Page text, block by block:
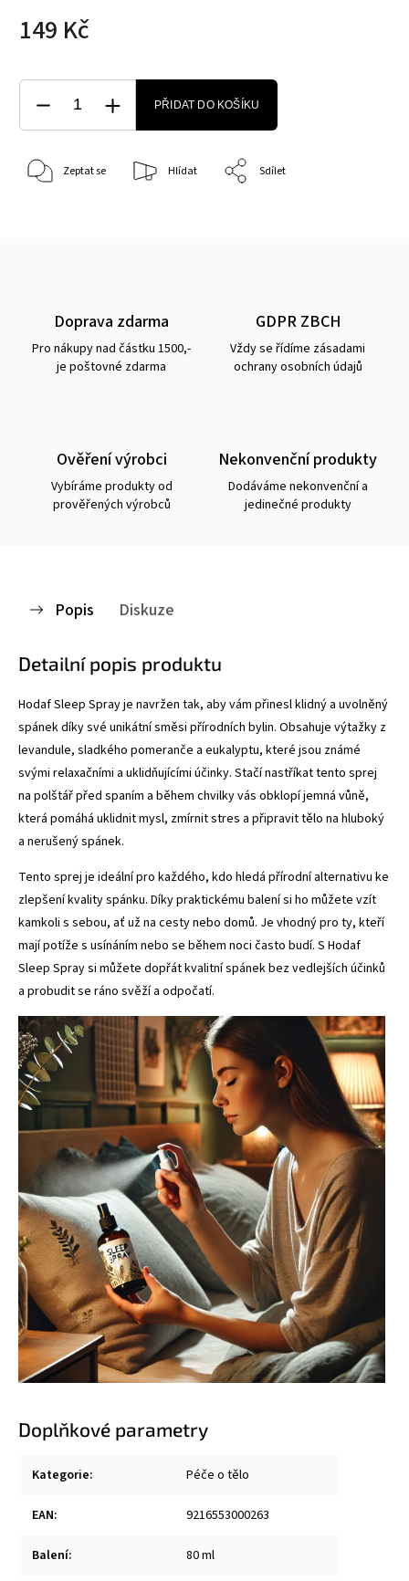
149 Kč
PŘIDAT DO KOŠÍKU
Zeptat se Hlídat Sdílet
Doprava zdarma
Pro nákupy nad částku 1500,-
je poštovné zdarma
GDPR ZBCH
Vždy se řídíme zásadami
ochrany osobních údajů
Ověření výrobci
Vybíráme produkty od
prověřených výrobců
Nekonvenční produkty
Dodáváme nekonvenční a
jedinečné produkty
Popis Diskuze
Detailní popis produktu
Hodaf Sleep Spray je navržen tak, aby vám přinesl klidný a uvolněný
spánek díky své unikátní směsi přírodních bylin. Obsahuje výtažky z
levandule, sladkého pomeranče a eukalyptu, které jsou známé
svými relaxačními a uklidňujícími účinky. Stačí nastříkat tento sprej
na polštář před spaním a během chvilky vás obklopí jemná vůně,
která pomáhá uklidnit mysl, zmírnit stres a připravit tělo na hluboký
a nerušený spánek.
Tento sprej je ideální pro každého, kdo hledá přírodní alternativu ke
zlepšení kvality spánku. Díky praktickému balení si ho můžete vzít
kamkoli s sebou, ať už na cesty nebo domů. Je vhodný pro ty, kteří
mají potíže s usínáním nebo se během noci často budí. S Hodaf
Sleep Spray si můžete dopřát kvalitní spánek bez vedlejších účinků
a probudit se ráno svěží a odpočatí.
Doplňkové parametry
Kategorie: Péče o tělo
EAN: 9216553000263
Balení: 80 ml